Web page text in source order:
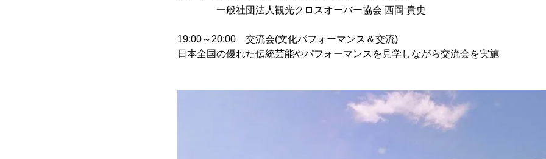
一般社団法人観光クロスオーバー協会 西岡 貴史
19:00～20:00 交流会(文化パフォーマンス＆交流)
日本全国の優れた伝統芸能やパフォーマンスを見学しながら交流会を実施